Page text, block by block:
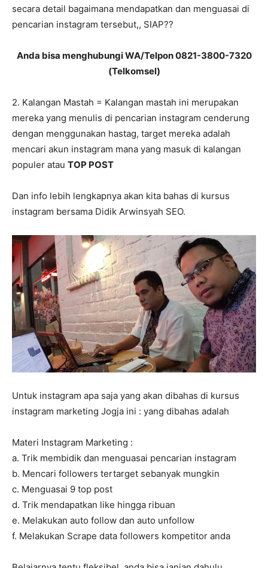
secara detail bagaimana mendapatkan dan menguasai di
pencarian instagram tersebut,, SIAP??
Anda bisa menghubungi WA/Telpon 0821-3800-7320
(Telkomsel)
2. Kalangan Mastah = Kalangan mastah ini merupakan
mereka yang menulis di pencarian instagram cenderung
dengan menggunakan hastag, target mereka adalah
mencari akun instagram mana yang masuk di kalangan
populer atau TOP POST
Dan info lebih lengkapnya akan kita bahas di kursus
instagram bersama Didik Arwinsyah SEO.
Untuk instagram apa saja yang akan dibahas di kursus
instagram marketing Jogja ini : yang dibahas adalah
Materi Instagram Marketing :
a. Trik membidik dan menguasai pencarian instagram
b. Mencari followers tertarget sebanyak mungkin
c. Menguasai 9 top post
d. Trik mendapatkan like hingga ribuan
e. Melakukan auto follow dan auto unfollow
f. Melakukan Scrape data followers kompetitor anda